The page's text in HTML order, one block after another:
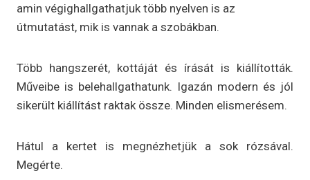
amin végighallgathatjuk több nyelven is az
útmutatást, mik is vannak a szobákban.
Több hangszerét, kottáját és írását is kiállították.
Műveibe is belehallgathatunk. Igazán modern és jól
sikerült kiállítást raktak össze. Minden elismerésem.
Hátul a kertet is megnézhetjük a sok rózsával.
Megérte.